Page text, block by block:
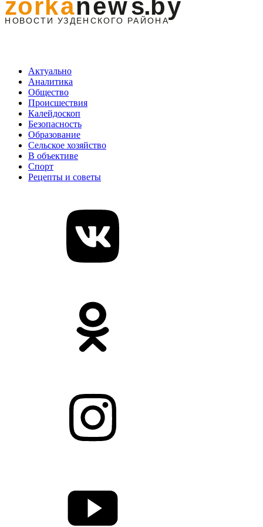
Актуально
Аналитика
Общество
Происшествия
Калейдоскоп
Безопасность
Образование
Сельское хозяйство
В объективе
Спорт
Рецепты и советы